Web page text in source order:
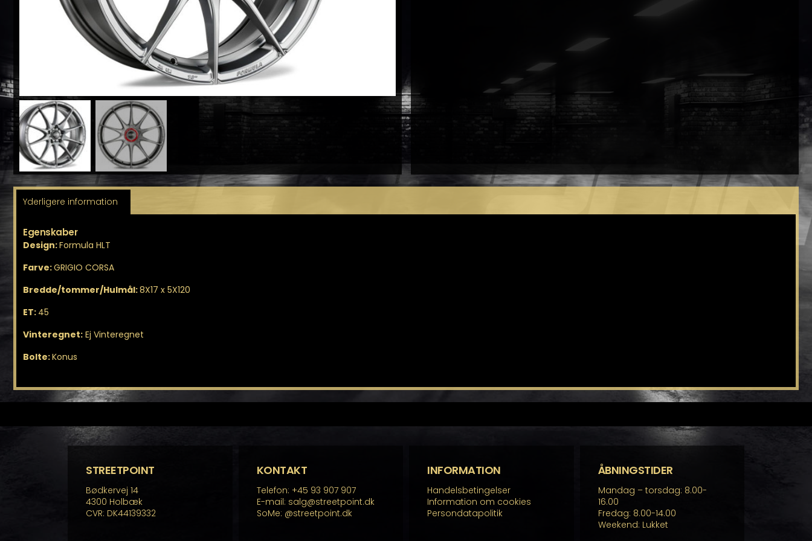
Yderligere information
Egenskaber
Design:Formula HLT
Farve:GRIGIO CORSA
Bredde/tommer/Hulmål:8X17 x 5X120
ET: 45
Vinteregnet: Ej Vinteregnet
Bolte:Konus
STREETPOINT
Bødkervej 14
4300 Holbæk
CVR: DK44139332
KONTAKT
Telefon: +45 93 907 907
E-mail: salg@streetpoint.dk
SoMe: @streetpoint.dk
INFORMATION
Handelsbetingelser
Information om cookies
Persondatapolitik
ÅBNINGSTIDER
Mandag – torsdag: 8.00-
16.00
Fredag: 8.00-14.00
Weekend: Lukket